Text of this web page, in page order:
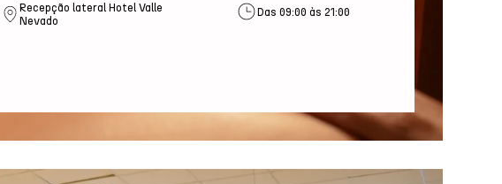
Recepção lateral Hotel Valle
Nevado
Das 09:00 às 21:00